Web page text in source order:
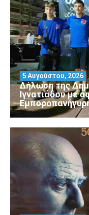
Δήλωση της
Ιγνατιάδου με
5 Αυγούστου, 2026